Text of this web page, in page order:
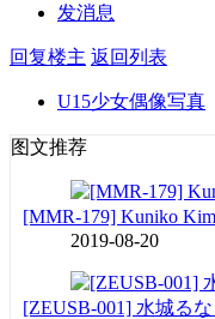
发消息
回复楼主 返回列表
U15少女偶像写真
图文推荐
[MMR-179] Kuniko
2019-08-20
[ZEUSB-001] 水城る